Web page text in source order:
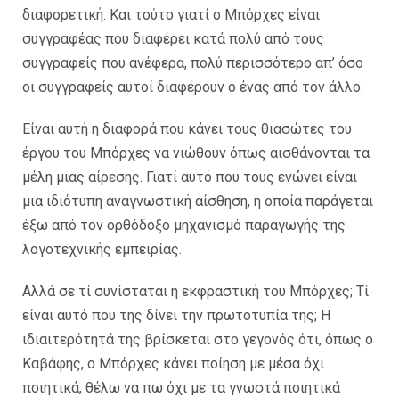
διαφορετική. Και τούτο γιατί ο Μπόρχες είναι
συγγραφέας που διαφέρει κατά πολύ από τους
συγγραφείς που ανέφερα, πολύ περισσότερο απ’ όσο
οι συγγραφείς αυτοί διαφέρουν ο ένας από τον άλλο.
Είναι αυτή η διαφορά που κάνει τους θιασώτες του
έργου του Μπόρχες να νιώθουν όπως αισθάνονται τα
μέλη μιας αίρεσης. Γιατί αυτό που τους ενώνει είναι
μια ιδιότυπη αναγνωστική αίσθηση, η οποία παράγεται
έξω από τον ορθόδοξο μηχανισμό παραγωγής της
λογοτεχνικής εμπειρίας.
Αλλά σε τί συνίσταται η εκφραστική του Μπόρχες; Τί
είναι αυτό που της δίνει την πρωτοτυπία της; Η
ιδιαιτερότητά της βρίσκεται στο γεγονός ότι, όπως ο
Καβάφης, ο Μπόρχες κάνει ποίηση με μέσα όχι
ποιητικά, θέλω να πω όχι με τα γνωστά ποιητικά